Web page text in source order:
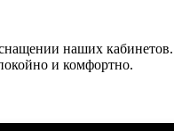
наших
и комфортно.